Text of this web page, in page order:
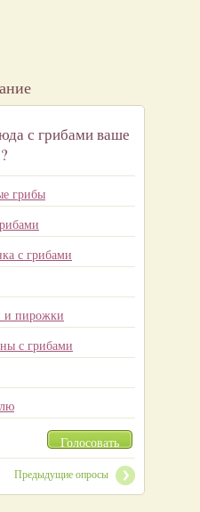
с грибами ваше
грибы
с грибами
и пирожки
с грибами
Голосовать
Предыдущие опросы